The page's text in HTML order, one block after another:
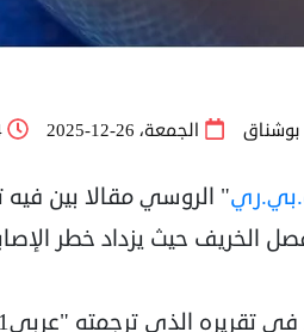
الجمعة، 26-12-2025
" الروسي مقالا بين فيه
حيث يزداد خطر